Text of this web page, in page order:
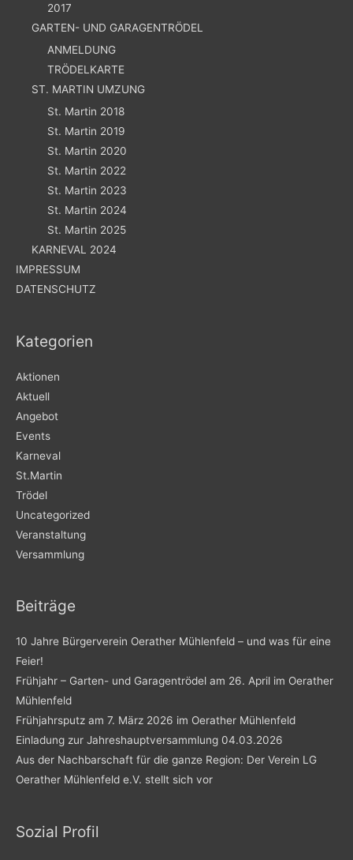
2017
GARTEN- UND GARAGENTRÖDEL
ANMELDUNG
TRÖDELKARTE
ST. MARTIN UMZUNG
St. Martin 2018
St. Martin 2019
St. Martin 2020
St. Martin 2022
St. Martin 2023
St. Martin 2024
St. Martin 2025
KARNEVAL 2024
IMPRESSUM
DATENSCHUTZ
Kategorien
Aktionen
Aktuell
Angebot
Events
Karneval
St.Martin
Trödel
Uncategorized
Veranstaltung
Versammlung
Beiträge
10 Jahre Bürgerverein Oerather Mühlenfeld – und was für eine
Feier!
Frühjahr – Garten- und Garagentrödel am 26. April im Oerather
Mühlenfeld
Frühjahrsputz am 7. März 2026 im Oerather Mühlenfeld
Einladung zur Jahreshauptversammlung 04.03.2026
Aus der Nachbarschaft für die ganze Region: Der Verein LG
Oerather Mühlenfeld e.V. stellt sich vor
Sozial Profil